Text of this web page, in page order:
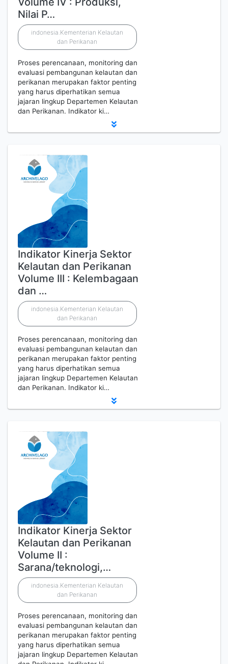
Nilai P…
indonesia.Kementerian Kelautan
dan Perikanan
Proses perencanaan, monitoring dan
evaluasi pembangunan kelautan dan
perikanan merupakan faktor penting
yang harus diperhatikan semua
jajaran lingkup Departemen Kelautan
dan Perikanan. Indikator ki…
Indikator Kinerja Sektor
Kelautan dan Perikanan
Volume III : Kelembagaan
dan …
indonesia.Kementerian Kelautan
dan Perikanan
Proses perencanaan, monitoring dan
evaluasi pembangunan kelautan dan
perikanan merupakan faktor penting
yang harus diperhatikan semua
jajaran lingkup Departemen Kelautan
dan Perikanan. Indikator ki…
Indikator Kinerja Sektor
Kelautan dan Perikanan
Volume II :
Sarana/teknologi,…
indonesia.Kementerian Kelautan
dan Perikanan
Proses perencanaan, monitoring dan
evaluasi pembangunan kelautan dan
perikanan merupakan faktor penting
yang harus diperhatikan semua
jajaran lingkup Departemen Kelautan